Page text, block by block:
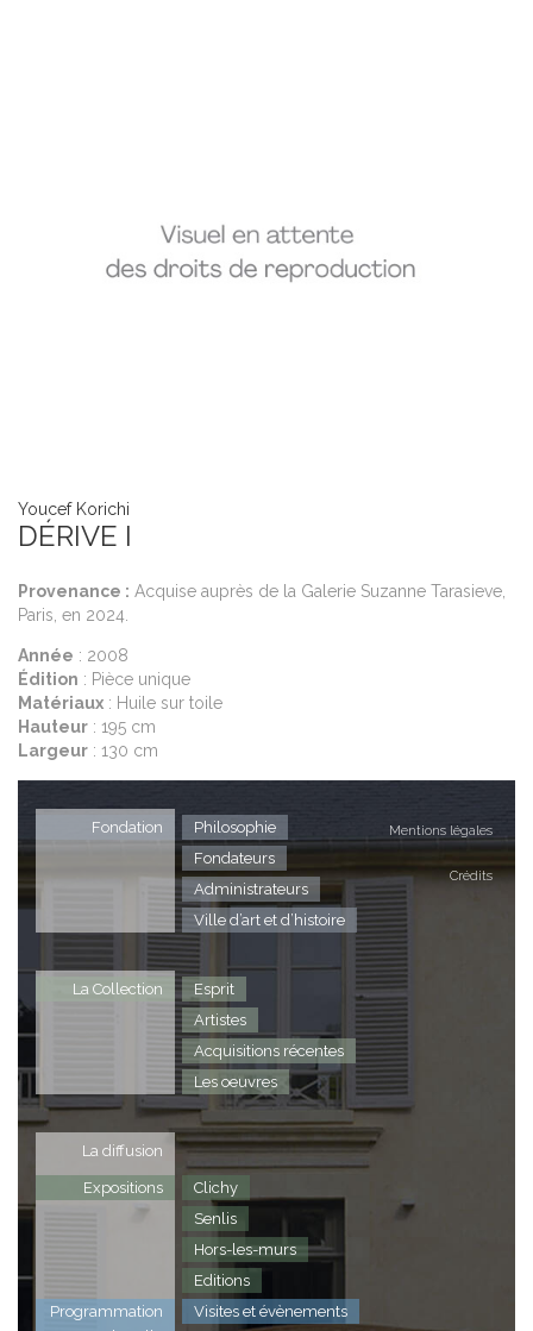
Youcef Korichi
DÉRIVE I
Provenance : Acquise auprès de la Galerie Suzanne Tarasieve,
Paris, en 2024.
Année : 2008
Édition : Pièce unique
Matériaux : Huile sur toile
Hauteur : 195 cm
Largeur : 130 cm
Mentions légales
Crédits
Fondation
Philosophie
Fondateurs
Administrateurs
Ville d’art et d’histoire
La Collection
Esprit
Artistes
Acquisitions récentes
Les oeuvres
La diffusion
Expositions
Clichy
Senlis
Hors-les-murs
Editions
Programmation
Visites et évènements